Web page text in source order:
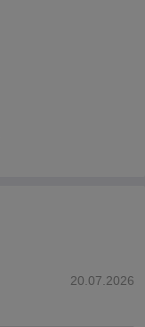
20.07.2026